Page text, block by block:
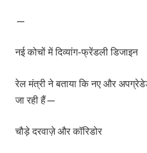
—
नई कोचों में दिव्यांग-फ्रेंडली डिजाइन
रेल मंत्री ने बताया कि नए और
जा रही हैं—
चौड़े दरवाज़े और कॉरिडोर